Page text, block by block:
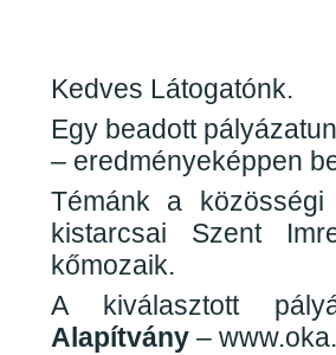
Kedves Látogatónk.
Egy beadott
– eredményeképpen
Témánk a
kistarcsai Szent
kőmozaik.
A kiválasztott
Alapítvány –